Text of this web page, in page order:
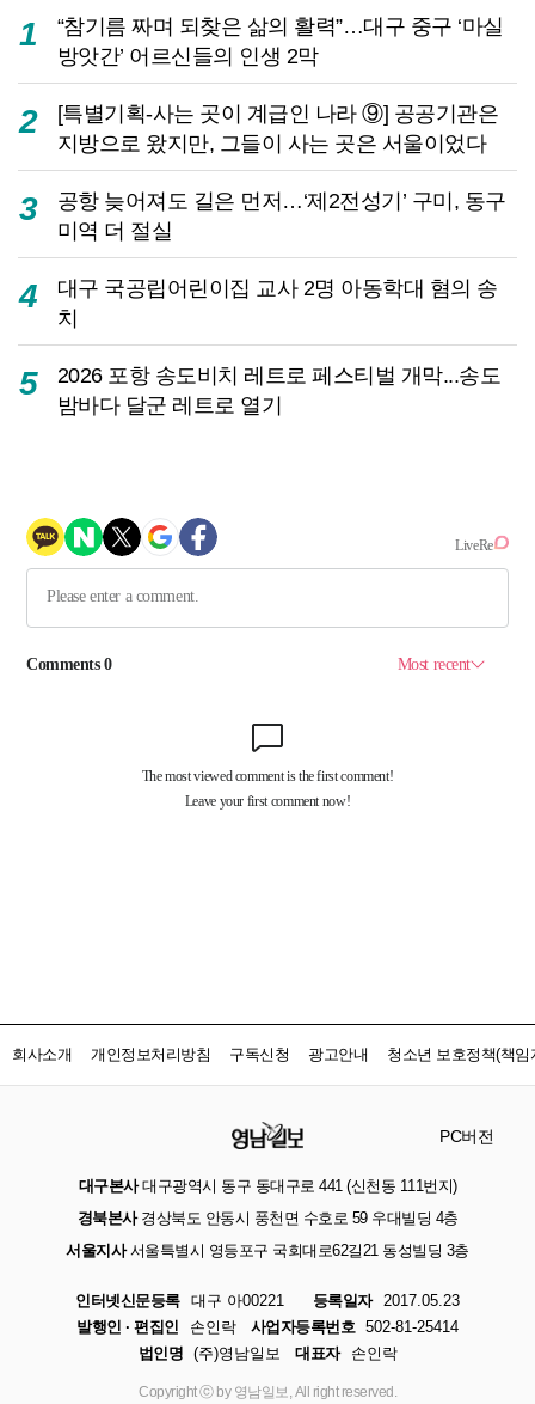
1
“참기름 짜며 되찾은 삶의 활력”…대구 중구 ‘마실
방앗간’ 어르신들의 인생 2막
2
[특별기획-사는 곳이 계급인 나라 ⑨] 공공기관은
지방으로 왔지만, 그들이 사는 곳은 서울이었다
3
공항 늦어져도 길은 먼저…‘제2전성기’ 구미, 동구
미역 더 절실
4
대구 국공립어린이집 교사 2명 아동학대 혐의 송
치
5
2026 포항 송도비치 레트로 페스티벌 개막...송도
밤바다 달군 레트로 열기
회사소개 개인정보처리방침 구독신청 광고안내 청소년 보호정책(책임
PC버전
대구본사대구광역시 동구 동대구로 441 (신천동 111번지)
경북본사경상북도 안동시 풍천면 수호로 59 우대빌딩 4층
서울지사서울특별시 영등포구 국회대로62길21 동성빌딩 3층
인터넷신문등록 대구 아00221 등록일자
2017.05.23
발행인 · 편집인
손인락 사업자등록번호 502-81-25414
법인명 (주)영남일보 대표자 손인락
Copyright ⓒ by 영남일보, All right reserved.